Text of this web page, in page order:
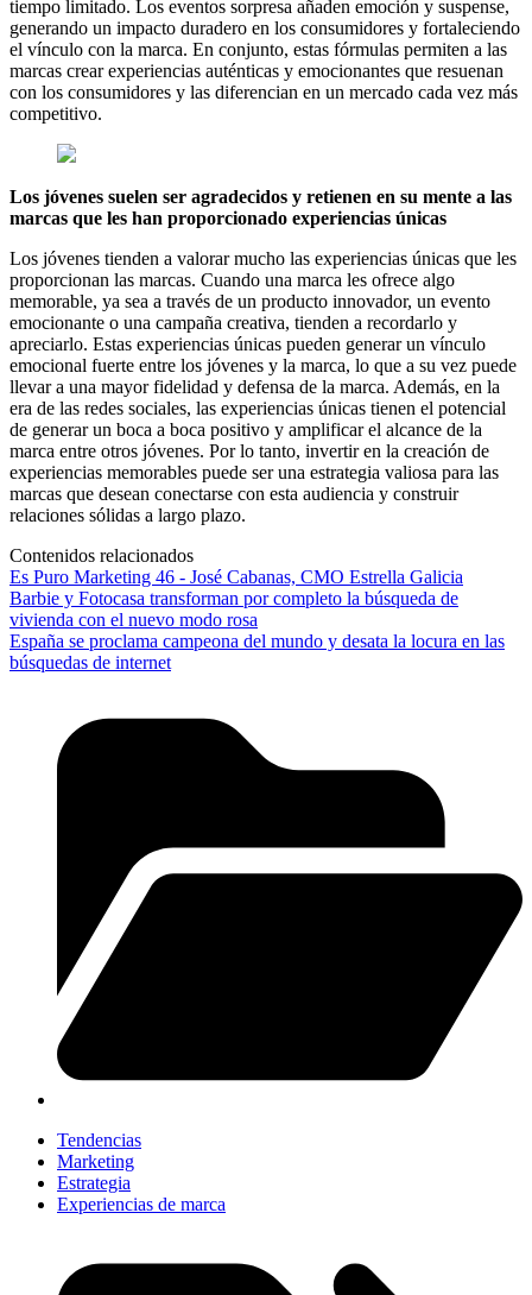
tiempo limitado. Los eventos sorpresa añaden emoción y suspense,
generando un impacto duradero en los consumidores y fortaleciendo
el vínculo con la marca. En conjunto, estas fórmulas permiten a las
marcas crear experiencias auténticas y emocionantes que resuenan
con los consumidores y las diferencian en un mercado cada vez más
competitivo.
Los jóvenes suelen ser agradecidos y retienen en su mente a las
marcas que les han proporcionado experiencias únicas
Los jóvenes tienden a valorar mucho las experiencias únicas que les
proporcionan las marcas. Cuando una marca les ofrece algo
memorable, ya sea a través de un producto innovador, un evento
emocionante o una campaña creativa, tienden a recordarlo y
apreciarlo. Estas experiencias únicas pueden generar un vínculo
emocional fuerte entre los jóvenes y la marca, lo que a su vez puede
llevar a una mayor fidelidad y defensa de la marca. Además, en la
era de las redes sociales, las experiencias únicas tienen el potencial
de generar un boca a boca positivo y amplificar el alcance de la
marca entre otros jóvenes. Por lo tanto, invertir en la creación de
experiencias memorables puede ser una estrategia valiosa para las
marcas que desean conectarse con esta audiencia y construir
relaciones sólidas a largo plazo.
Contenidos relacionados
Es Puro Marketing 46 - José Cabanas, CMO Estrella Galicia
Barbie y Fotocasa transforman por completo la búsqueda de
vivienda con el nuevo modo rosa
España se proclama campeona del mundo y desata la locura en las
búsquedas de internet
Tendencias
Marketing
Estrategia
Experiencias de marca